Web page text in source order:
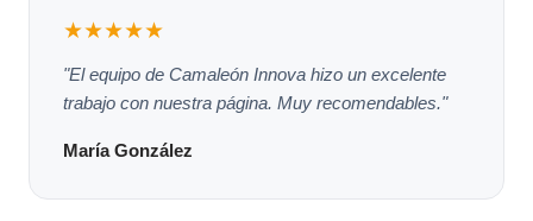
★★★★★
"El equipo de Camaleón Innova hizo un excelente
trabajo con nuestra página. Muy recomendables."
María González